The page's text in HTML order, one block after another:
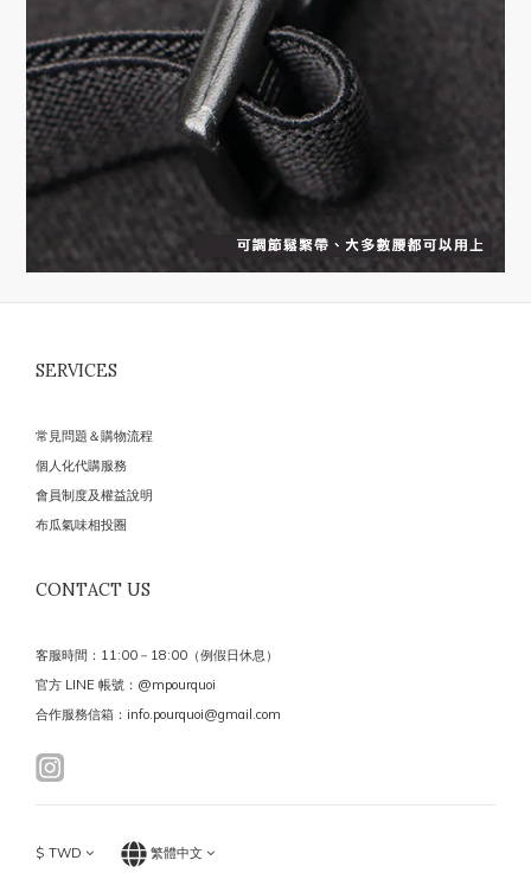
SERVICES
常見問題＆購物流程
個人化代購服務
會員制度及權益說明
布瓜氣味相投圈
CONTACT US
客服時間：11:00－18:00（例假日休息）
官方 LINE 帳號：@mpourquoi
合作服務信箱：info.pourquoi@gmail.com
$ TWD 繁體中文